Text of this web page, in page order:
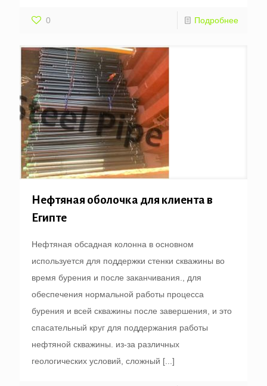
0 Подробнее
Нефтяная оболочка для клиента в
Египте
Нефтяная обсадная колонна в основном
используется для поддержки стенки скважины во
время бурения и после заканчивания., для
обеспечения нормальной работы процесса
бурения и всей скважины после завершения, и это
спасательный круг для поддержания работы
нефтяной скважины. из-за различных
геологических условий, сложный [...]